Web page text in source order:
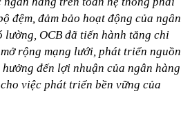
đệm, đảm bảo hoạt động của ngân
OCB đã tiến hành tăng chi
rộng mạng lưới, phát triển nguồn
đến lợi nhuận của ngân hàng
việc phát triển bền vững của